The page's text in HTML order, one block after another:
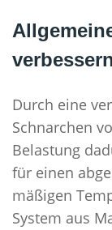
Durch eine
Schnarchen
Belastung
für einen
mäßigen
System aus